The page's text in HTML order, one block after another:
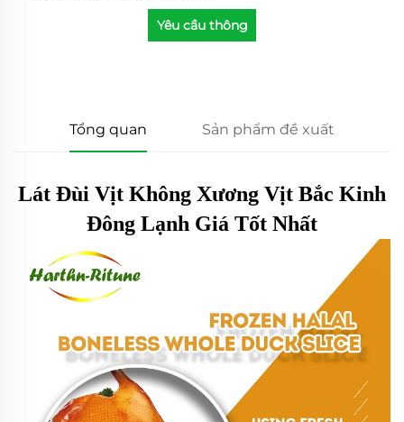
Yêu cầu thông
Tổng quan Sản phẩm đề xuất
Lát Đùi Vịt Không Xương Vịt Bắc Kinh
Đông Lạnh Giá Tốt Nhất